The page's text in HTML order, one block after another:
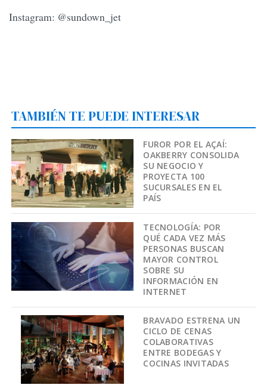
Instagram: @sundown_jet
TAMBIÉN TE PUEDE INTERESAR
FUROR POR EL AÇAÍ:
OAKBERRY CONSOLIDA
SU NEGOCIO Y
PROYECTA 100
SUCURSALES EN EL
PAÍS
TECNOLOGÍA: POR
QUÉ CADA VEZ MÁS
PERSONAS BUSCAN
MAYOR CONTROL
SOBRE SU
INFORMACIÓN EN
INTERNET
BRAVADO ESTRENA UN
CICLO DE CENAS
COLABORATIVAS
ENTRE BODEGAS Y
COCINAS INVITADAS